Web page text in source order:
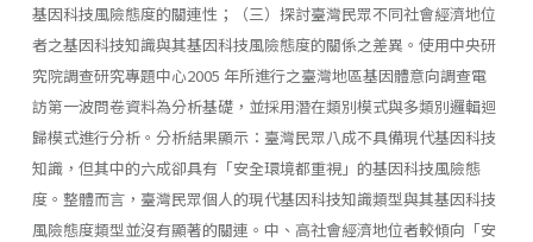
基因科技風險態度的關連性；（三）探討臺灣民眾不同社會經濟地位
者之基因科技知識與其基因科技風險態度的關係之差異。使用中央研
究院調查研究專題中心2005 年所進行之臺灣地區基因體意向調查電
訪第一波問卷資料為分析基礎，並採用潛在類別模式與多類別邏輯迴
歸模式進行分析。分析結果顯示：臺灣民眾八成不具備現代基因科技
知識，但其中的六成卻具有「安全環境都重視」的基因科技風險態
度。整體而言，臺灣民眾個人的現代基因科技知識類型與其基因科技
風險態度類型並沒有顯著的關連。中、高社會經濟地位者較傾向「安